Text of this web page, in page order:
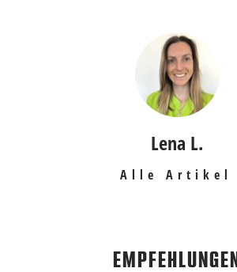
Lena L.
Alle Artikel
EMPFEHLUNGEN